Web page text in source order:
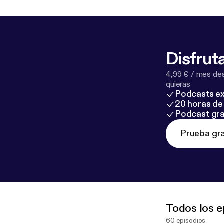
4,99 € / mes
quieras
Podcasts
20 horas
Podcast
Prueba
Todos los
60 episodios